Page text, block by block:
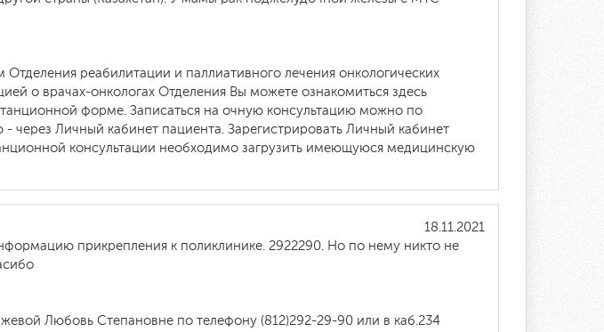
реабилитации и паллиативного лечения онкологических
о врачах-онкологах Отделения Вы можете ознакомиться здесь
форме. Записаться на очную консультацию можно по
через Личный кабинет пациента. Зарегистрировать Личный кабинет
консультации необходимо загрузить имеющуюся медицинскую
18.11.2021
прикрепления к поликлинике. 2922290. Но по нему никто не
Любовь Степановне по телефону (812)292-29-90 или в каб.234